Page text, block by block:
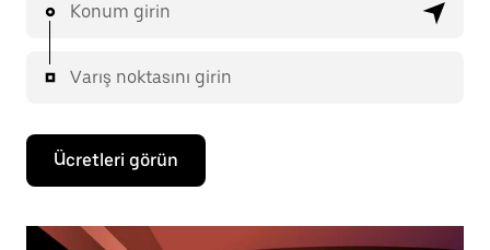
Konum girin
Varış noktasını girin
Ücretleri görün